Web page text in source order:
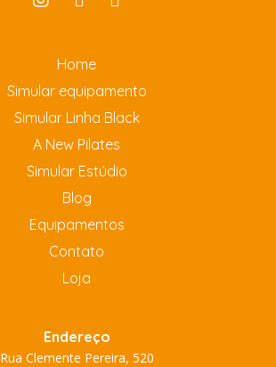
Home
Simular equipamento
Simular Linha Black
A New Pilates
Simular Estúdio
Blog
Equipamentos
Contato
Loja
Endereço
Rua Clemente Pereira, 520